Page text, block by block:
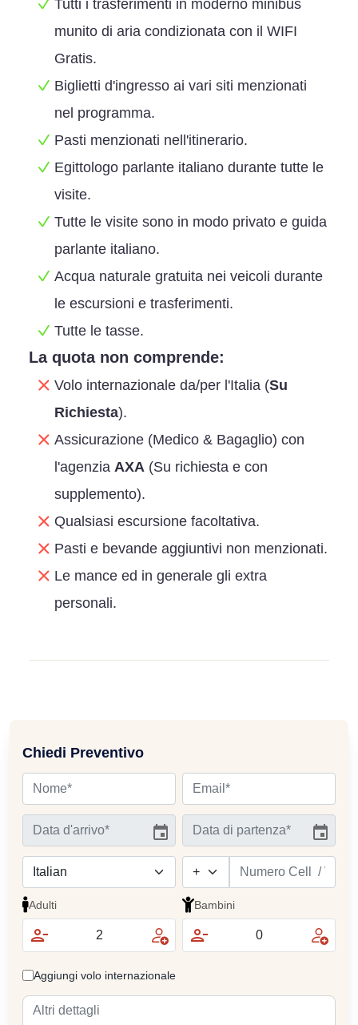
Tutti i trasferimenti in moderno minibus
munito di aria condizionata con il WIFI
Gratis.
Biglietti d'ingresso ai vari siti menzionati
nel programma.
Pasti menzionati nell'itinerario.
Egittologo parlante italiano durante tutte le
visite.
Tutte le visite sono in modo privato e guida
parlante italiano.
Acqua naturale gratuita nei veicoli durante
le escursioni e trasferimenti.
Tutte le tasse.
La quota non comprende:
Volo internazionale da/per l'Italia (Su
Richiesta).
Assicurazione (Medico & Bagaglio) con
l'agenzia AXA (Su richiesta e con
supplemento).
Qualsiasi escursione facoltativa.
Pasti e bevande aggiuntivi non menzionati.
Le mance ed in generale gli extra
personali.
Chiedi Preventivo
Adulti Bambini
Aggiungi volo internazionale